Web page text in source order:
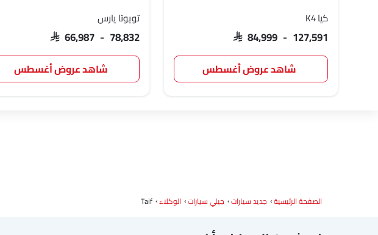
بترومين فوتون روكس ديبال
كيا K4
SAR 84,999 - 127,591
شاهد عروض أغسطس
تويوتا يارس
SAR 66,987 - 78,832
شاهد عروض أغسطس
الصفحة الرئيسية جديد سيارات جيلي سيارات الوكلاء Taif